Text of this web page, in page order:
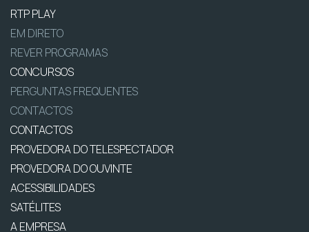
RTP PLAY
EM DIRETO
REVER PROGRAMAS
CONCURSOS
PERGUNTAS FREQUENTES
CONTACTOS
CONTACTOS
PROVEDORA DO TELESPECTADOR
PROVEDORA DO OUVINTE
ACESSIBILIDADES
SATÉLITES
A EMPRESA